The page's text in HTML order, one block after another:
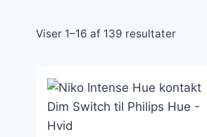
Viser 1–16 af 139 resultater